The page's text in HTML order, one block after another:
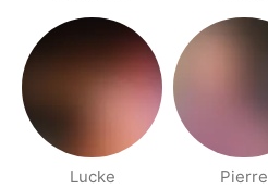
Lucke Pierre